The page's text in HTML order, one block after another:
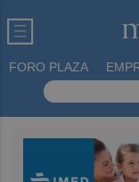
FORO PLAZA